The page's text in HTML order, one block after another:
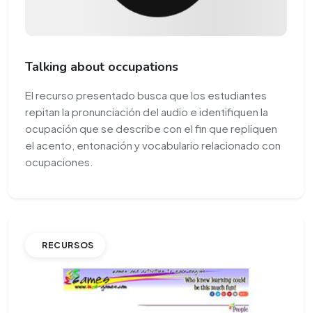
Talking about occupations
El recurso presentado busca que los estudiantes
repitan la pronunciación del audio e identifiquen la
ocupación que se describe con el fin que repliquen
el acento, entonación y vocabulario relacionado con
ocupaciones.
RECURSOS